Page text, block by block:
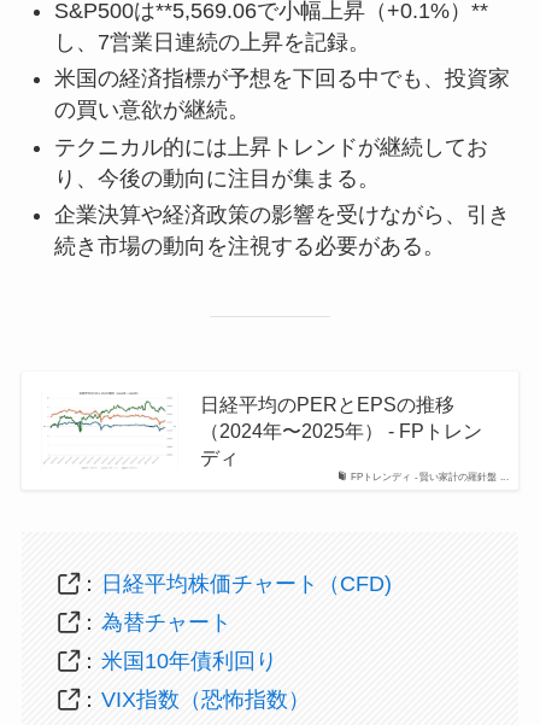
S&P500は**5,569.06で小幅上昇（+0.1%）**
し、7営業日連続の上昇を記録。
米国の経済指標が予想を下回る中でも、投資家
の買い意欲が継続。
テクニカル的には上昇トレンドが継続してお
り、今後の動向に注目が集まる。
企業決算や経済政策の影響を受けながら、引き
続き市場の動向を注視する必要がある。
FPトレンディ - 賢い家計の羅針盤 ...
日経平均のPERとEPSの推移
（2024年〜2025年） - FPトレン
ディ
：
日経平均株価チャート（CFD)
： 為替チャート
： 米国10年債利回り
： VIX指数（恐怖指数）